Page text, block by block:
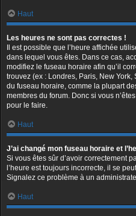
Haut
Les heures ne sont pas correctes !
Il est possible que l’heure affichée
dans lequel vous êtes. Dans ce cas,
modifiez le fuseau horaire afin qu’il
trouvez (ex : Londres, Paris, New
du fuseau horaire, comme la plupart
membres du forum. Donc si vous
pour le faire.
Haut
J’ai changé mon fuseau horaire et
Si vous êtes sûr d’avoir correctement
l’heure est toujours incorrecte, il se
Signalez ce problème à un
Haut